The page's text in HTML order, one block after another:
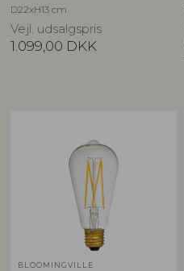
D22xH13 cm
Vejl. udsalgspris
1.099,00 DKK
BLOOMINGVILLE